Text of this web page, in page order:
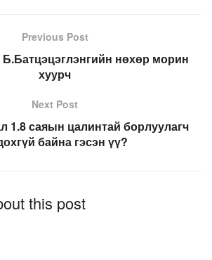
Previous Post
нөхөр морин
хуурч
Next Post
1.8 саяын цалинтай борлуулагч
байна гэсэн үү?
this post